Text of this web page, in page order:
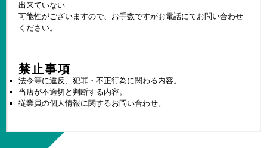
出来ていない
可能性がございますので、お手数ですがお電話にてお問い合わせ
ください。
禁止事項
法令等に違反、犯罪・不正行為に関わる内容。
当店が不適切と判断する内容。
従業員の個人情報に関するお問い合わせ。